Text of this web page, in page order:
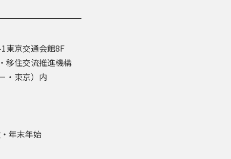
東京交通会館8F
移住交流推進機構
・東京）内
年末年始